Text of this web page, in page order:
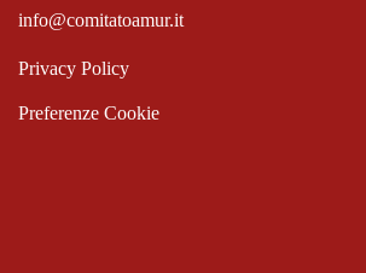
info@comitatoamur.it
Privacy Policy
Preferenze Cookie